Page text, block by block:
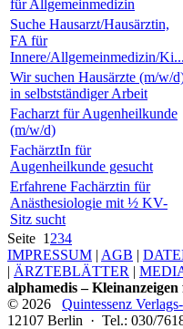
für Allgemeinmedizin
Suche Hausarzt/Hausärztin,
FA für
Innere/Allgemeinmedizin/Ki...
Wir suchen Hausärzte (m/w/
in selbstständiger Arbeit
Facharzt für Augenheilkunde
(m/w/d)
FachärztIn für
Augenheilkunde gesucht
Erfahrene Fachärztin für
Anästhesiologie mit ½ KV-
Sitz sucht
Seite 1 234
IMPRESSUM | AGB |
| ÄRZTEBLÄTTER |
alphamedis –
© 2026 Quintessenz
12107 Berlin · Tel.: 030/